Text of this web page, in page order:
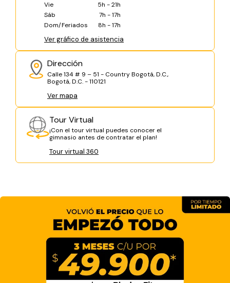
Vie
5h - 21h
Sáb
7h - 17h
Dom/Feriados
8h - 17h
Ver gráfico de asistencia
Dirección
Calle 134 # 9 – 51 - Country Bogotá, D.C.,
Bogotá, D.C. - 110121
Ver mapa
Tour Virtual
¡Con el tour virtual puedes conocer el
gimnasio antes de contratar el plan!
Tour virtual 360